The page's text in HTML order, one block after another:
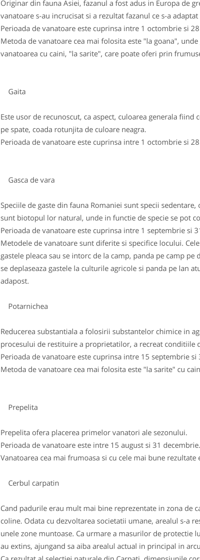
Originar din fauna Asiei, fazanul a fost adus in Europa de
vanatoare s-au incrucisat si a rezultat fazanul ce s-a
Perioada de vanatoare este cuprinsa intre 1 octombrie si
Metoda de vanatoare cea mai folosita este "la goana",
vanatoarea cu caini, "la sarite", care poate oferi prin
Gaita
Este usor de recunoscut, ca aspect, culoarea generala
pe spate, coada rotunjita de culoare neagra.
Perioada de vanatoare este cuprinsa intre 1 octombrie si
Gasca de vara
Speciile de gaste din fauna Romaniei sunt specii
sunt biotopul lor natural, unde in functie de specie se pot
Perioada de vanatoare este cuprinsa intre 1 septembrie si
Metodele de vanatoare sunt diferite si specifice locului.
gastele pleaca sau se intorc de la camp, panda pe camp
se deplaseaza gastele la culturile agricole si panda pe lan
adapost.
Potarnichea
Reducerea substantiala a folosirii substantelor chimice in
procesului de restituire a proprietatilor, a recreat conditiile
Perioada de vanatoare este cuprinsa intre 15 septembrie si
Metoda de vanatoare cea mai folosita este "la sarite" cu
Prepelita
Prepelita ofera placerea primelor vanatori ale sezonului.
Perioada de vanatoare este intre 15 august si 31 decembrie.
Vanatoarea cea mai frumoasa si cu cele mai bune rezultate
Cerbul carpatin
Cand padurile erau mult mai bine reprezentate in zona de
coline. Odata cu dezvoltarea societatii umane, arealul s-a
unele zone muntoase. Ca urmare a masurilor de protectie
au extins, ajungand sa aiba arealul actual in principal in